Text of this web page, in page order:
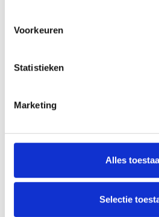
Voorkeuren
Statistieken
Marketing
Alles
Selectie
IJsland met de
Ontdek de wonderen van
Ontdek het schiereiland
IJsland heeft alles voor een